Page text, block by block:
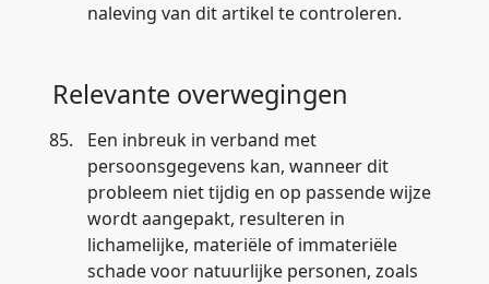
naleving van dit artikel te controleren.
Relevante overwegingen
85.
Een inbreuk in verband met
persoonsgegevens kan, wanneer dit
probleem niet tijdig en op passende wijze
wordt aangepakt, resulteren in
lichamelijke, materiële of immateriële
schade voor natuurlijke personen, zoals